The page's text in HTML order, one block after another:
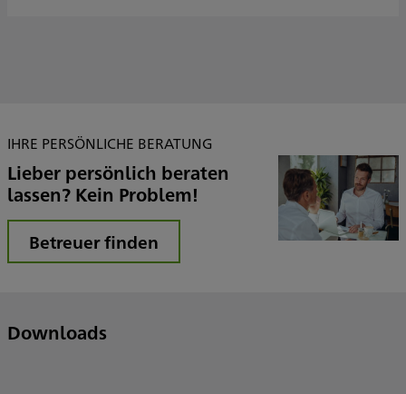
IHRE PERSÖNLICHE BERATUNG
Lieber persönlich beraten
lassen? Kein Problem!
Betreuer finden
Downloads